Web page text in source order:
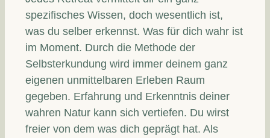
spezifisches Wissen, doch wesentlich ist,
was du selber erkennst. Was für dich wahr ist
im Moment. Durch die Methode der
Selbsterkundung wird immer deinem ganz
eigenen unmittelbaren Erleben Raum
gegeben. Erfahrung und Erkenntnis deiner
wahren Natur kann sich vertiefen. Du wirst
freier von dem was dich geprägt hat. Als